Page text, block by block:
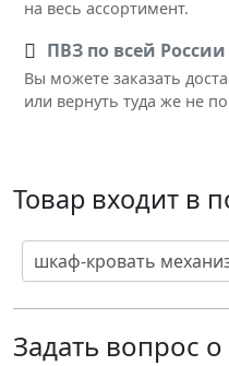
на весь ассортимент.
ПВЗ по всей России
Вы можете заказать
или вернуть туда же не
Товар входит в
шкаф-кровать
Задать вопрос